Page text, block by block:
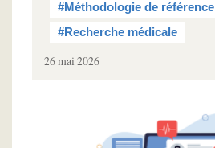
#Méthodologie de référence
#Recherche médicale
26 mai 2026